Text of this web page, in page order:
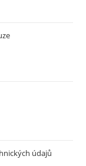
údajů